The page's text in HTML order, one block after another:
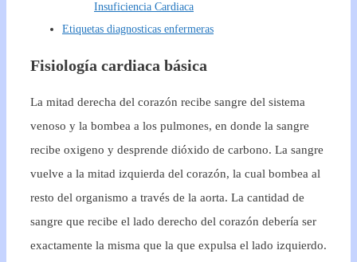
Insuficiencia Cardiaca
Etiquetas diagnosticas enfermeras
Fisiología cardiaca básica
La mitad derecha del corazón recibe sangre del sistema
venoso y la bombea a los pulmones, en donde la sangre
recibe oxigeno y desprende dióxido de carbono. La sangre
vuelve a la mitad izquierda del corazón, la cual bombea al
resto del organismo a través de la aorta. La cantidad de
sangre que recibe el lado derecho del corazón debería ser
exactamente la misma que la que expulsa el lado izquierdo.